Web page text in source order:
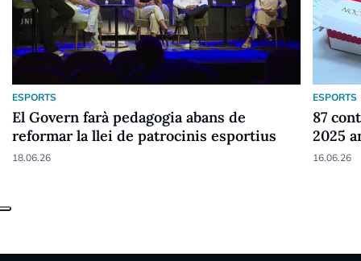
ESPORTS
El Govern farà pedagogia abans de
reformar la llei de patrocinis esportius
18.06.26
ESPORTS
87
2025
16.06.26